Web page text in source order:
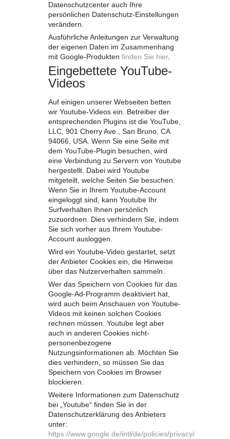
Datenschutzcenter auch Ihre
persönlichen Datenschutz-Einstellungen
verändern.
Ausführliche Anleitungen zur Verwaltung
der eigenen Daten im Zusammenhang
mit Google-Produkten finden Sie hier.
Eingebettete YouTube-
Videos
Auf einigen unserer Webseiten betten
wir Youtube-Videos ein. Betreiber der
entsprechenden Plugins ist die YouTube,
LLC, 901 Cherry Ave., San Bruno, CA
94066, USA. Wenn Sie eine Seite mit
dem YouTube-Plugin besuchen, wird
eine Verbindung zu Servern von Youtube
hergestellt. Dabei wird Youtube
mitgeteilt, welche Seiten Sie besuchen.
Wenn Sie in Ihrem Youtube-Account
eingeloggt sind, kann Youtube Ihr
Surfverhalten Ihnen persönlich
zuzuordnen. Dies verhindern Sie, indem
Sie sich vorher aus Ihrem Youtube-
Account ausloggen.
Wird ein Youtube-Video gestartet, setzt
der Anbieter Cookies ein, die Hinweise
über das Nutzerverhalten sammeln.
Wer das Speichern von Cookies für das
Google-Ad-Programm deaktiviert hat,
wird auch beim Anschauen von Youtube-
Videos mit keinen solchen Cookies
rechnen müssen. Youtube legt aber
auch in anderen Cookies nicht-
personenbezogene
Nutzungsinformationen ab. Möchten Sie
dies verhindern, so müssen Sie das
Speichern von Cookies im Browser
blockieren.
Weitere Informationen zum Datenschutz
bei „Youtube“ finden Sie in der
Datenschutzerklärung des Anbieters
unter:
https://www.google.de/intl/de/policies/privacy/